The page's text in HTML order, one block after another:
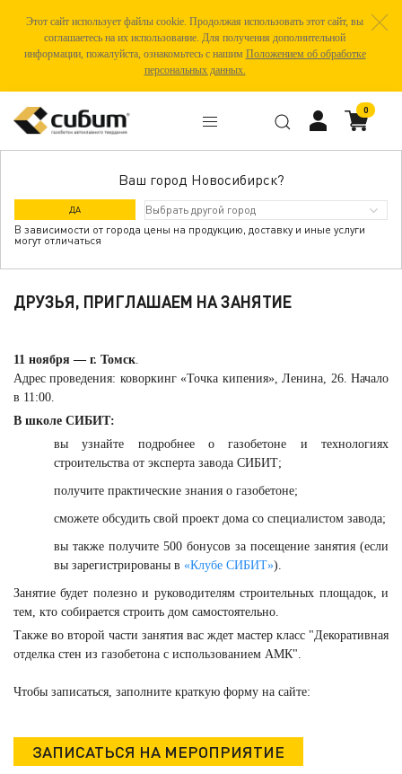
Этот сайт использует файлы cookie. Продолжая использовать этот сайт, вы
соглашаетесь на их использование. Для получения дополнительной
информации, пожалуйста, ознакомьтесь с нашим Положением об обработке
персональных данных.
Ваш город Новосибирск?
ДА
В зависимости от города цены на продукцию, доставку и иные услуги
могут отличаться
0
РЕГИОНАЛЬНАЯ ШКОЛА СИБИТ В
ТОМСКЕ
ДРУЗЬЯ, ПРИГЛАШАЕМ НА ЗАНЯТИЕ
11 ноября — г. Томск.
Адрес проведения: коворкинг «Точка кипения», Ленина, 26. Начало
в 11:00.
В школе СИБИТ:
вы узнайте подробнее о газобетоне и технологиях
строительства от эксперта завода СИБИТ;
получите практические знания о газобетоне;
сможете обсудить свой проект дома со специалистом завода;
вы также получите 500 бонусов за посещение занятия (если
вы зарегистрированы в «Клубе СИБИТ»).
Занятие будет полезно и руководителям строительных площадок, и
тем, кто собирается строить дом самостоятельно.
Также во второй части занятия вас ждет мастер класс "Декоративная
отделка стен из газобетона с использованием АМК".
Чтобы записаться, заполните краткую форму на сайте:
ЗАПИСАТЬСЯ НА МЕРОПРИЯТИЕ